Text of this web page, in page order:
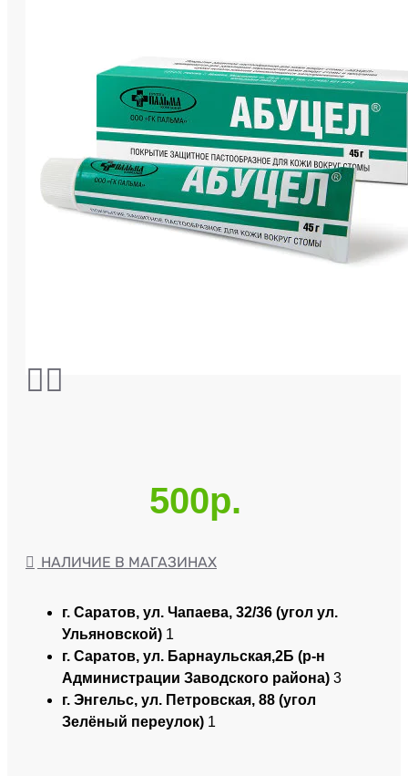
500р.
НАЛИЧИЕ В МАГАЗИНАХ
г. Саратов, ул. Чапаева, 32/36 (угол ул.
Ульяновской) 1
г. Саратов, ул. Барнаульская,2Б (р-н
Администрации Заводского района) 3
г. Энгельс, ул. Петровская, 88 (угол
Зелёный переулок) 1